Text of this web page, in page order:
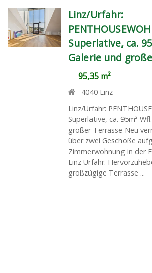
Linz/Urfahr:
Superlative, ca.
Galerie und
95,35 m²
4040 Linz
Linz/Urfahr:
Superlative, ca. 95m²
großer Terrasse Neu
über zwei Geschoße
Zimmerwohnung in der
Linz Urfahr.
großzügige Terrasse ...